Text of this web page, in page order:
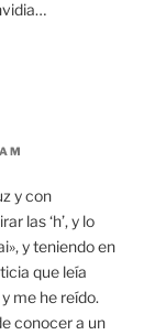
y con
las ‘h’, y lo
y teniendo en
que leía
me he reído.
conocer a un